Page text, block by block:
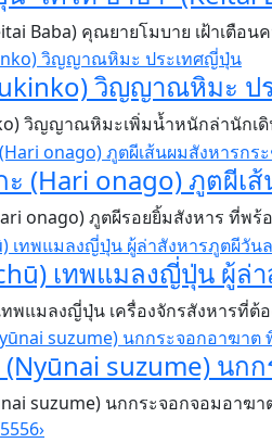
Baba) คุณยายโมบาย เฝ้าเตือ
วิญญาณหิมะ ป
วิญญาณหิมะเพิ่มน้ำหนักล่านักเ
ะ (Hari onago) ภูตผีเ
onago) ภูตผีรอยยิ้มสังหาร ที่พ
เทพแมลงญี่ปุ่น ผู้ล่
ทพแมลงญี่ปุ่น เครื่องจักรสังหารที่
(Nyūnai suzume) น
suzume) นกกระจอกจอมอา
5556›